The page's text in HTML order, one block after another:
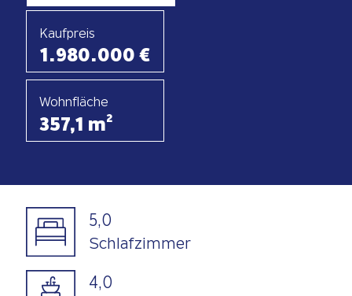
Kaufpreis
1.980.000€
Wohnfläche
357,1 m²
5,0
Schlafzimmer
4,0